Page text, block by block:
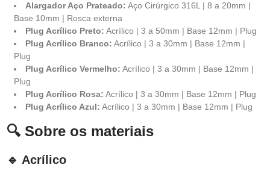
Alargador Aço Prateado: Aço Cirúrgico 316L | 8 a 20mm |
Base 10mm | Rosca externa
Plug Acrílico Preto: Acrílico | 3 a 50mm | Base 12mm | Plug
Plug Acrílico Branco: Acrílico | 3 a 30mm | Base 12mm |
Plug
Plug Acrílico Vermelho: Acrílico | 3 a 30mm | Base 12mm |
Plug
Plug Acrílico Rosa: Acrílico | 3 a 30mm | Base 12mm | Plug
Plug Acrílico Azul: Acrílico | 3 a 30mm | Base 12mm | Plug
🔍 Sobre os materiais
🔹 Acrílico